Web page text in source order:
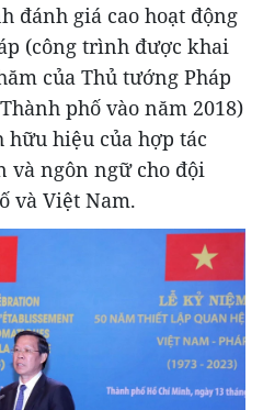
đánh giá cao hoạt động
(công trình được khai
của Thủ tướng Pháp
phố vào năm 2018)
hiệu của hợp tác
và ngôn ngữ cho đội
và Việt Nam.